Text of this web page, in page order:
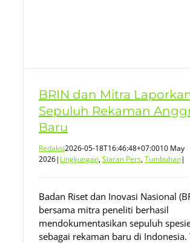
BRIN dan Mitra
Sepuluh Rekaman
Baru
Redaksi2026-05-18T16:46:48+07:0010 May
2026| Lingkungan,Siaran Pers,Tumbuhan|
Badan Riset dan Inovasi Nasional
bersama mitra peneliti berhasil
mendokumentasikan sepuluh
sebagai rekaman baru di Indonesia.